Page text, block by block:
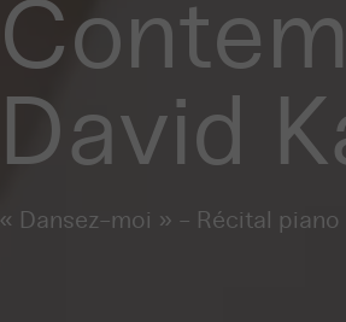
David
« Dansez-moi » - Récital piano